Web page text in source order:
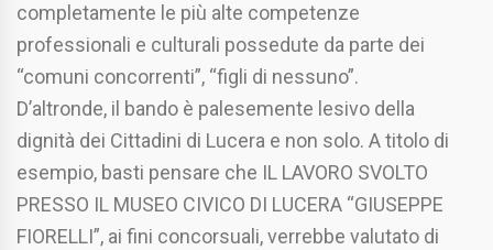
completamente le più alte competenze
professionali e culturali possedute da parte dei
“comuni concorrenti”, “figli di nessuno”.
D’altronde, il bando è palesemente lesivo della
dignità dei Cittadini di Lucera e non solo. A titolo di
esempio, basti pensare che IL LAVORO SVOLTO
PRESSO IL MUSEO CIVICO DI LUCERA “GIUSEPPE
FIORELLI”, ai fini concorsuali, verrebbe valutato di